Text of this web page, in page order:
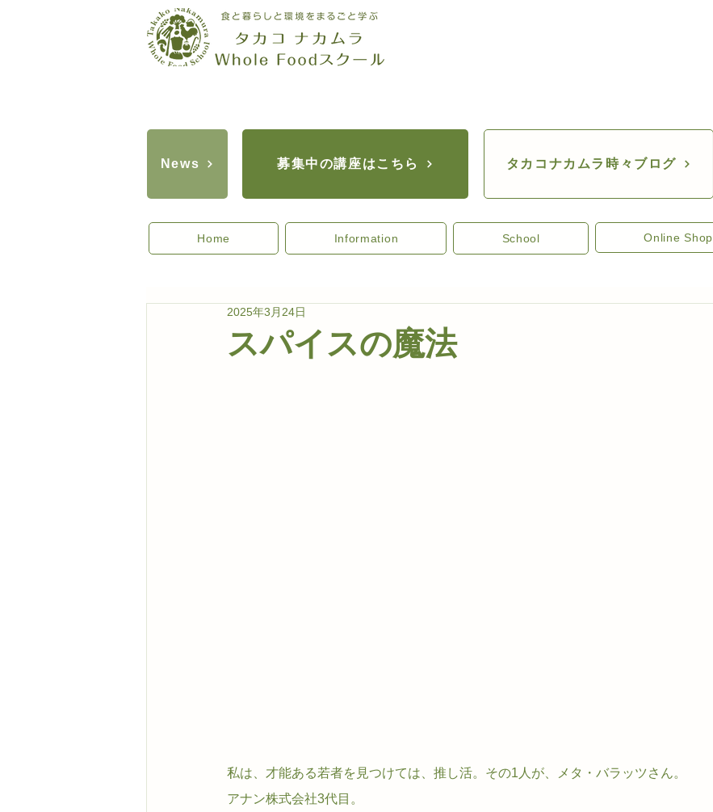
News 募集中の講座はこちら タカコナカムラ時々ブログ
Home Information School Online Shop
スパイスの魔法
2025年3月24日
私は、才能ある若者を見つけては、推し活。その1人が、メタ・バラッツさん。
アナン株式会社3代目。